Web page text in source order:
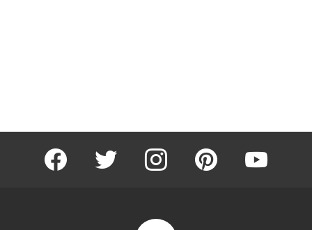
facebook twitter instagram pinterest youtube